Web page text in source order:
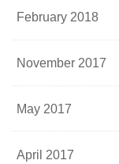
February 2018
November 2017
May 2017
April 2017